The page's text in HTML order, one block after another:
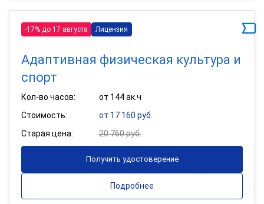
-17% до 17 августа Лицензия
Адаптивная физическая культура и
спорт
Кол-во часов:
от 144 ак.ч
Стоимость:
от 17 160 руб.
Старая цена:
20 760 руб.
Получить удостоверение
Подробнее